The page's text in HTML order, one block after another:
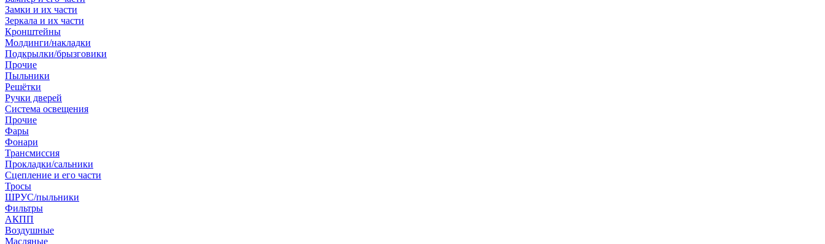
Замки и их части
Зеркала и их части
Кронштейны
Молдинги/накладки
Подкрылки/брызговики
Прочие
Пыльники
Решётки
Ручки дверей
Система освещения
Прочие
Фары
Фонари
Трансмиссия
Прокладки/сальники
Сцепление и его части
Тросы
ШРУС/пыльники
Фильтры
АКПП
Воздушные
Масляные